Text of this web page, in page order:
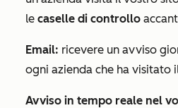
le caselle di controllo
Email: ricevere un avviso
ogni azienda che ha visitato
Avviso in tempo reale nel